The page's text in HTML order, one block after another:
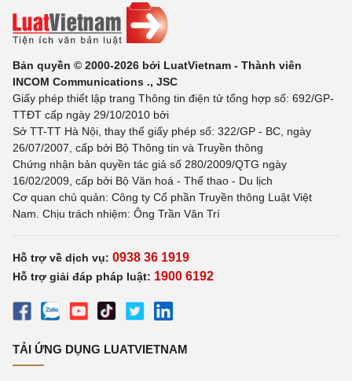
Bản quyền © 2000-2026 bởi LuatVietnam - Thành viên
INCOM Communications ., JSC
Giấy phép thiết lập trang Thông tin điện tử tổng hợp số: 692/GP-
TTĐT cấp ngày 29/10/2010 bởi
Sở TT-TT Hà Nội, thay thế giấy phép số: 322/GP - BC, ngày
26/07/2007, cấp bởi Bộ Thông tin và Truyền thông
Chứng nhận bản quyền tác giả số 280/2009/QTG ngày
16/02/2009, cấp bởi Bộ Văn hoá - Thể thao - Du lịch
Cơ quan chủ quản: Công ty Cổ phần Truyền thông Luật Việt
Nam. Chịu trách nhiệm: Ông Trần Văn Trí
Hỗ trợ về dịch vụ: 0938 36 1919
Hỗ trợ giải đáp pháp luật: 1900 6192
TẢI ỨNG DỤNG LUATVIETNAM